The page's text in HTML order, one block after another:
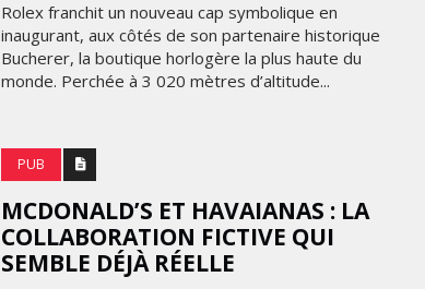
Rolex franchit un nouveau cap symbolique en
inaugurant, aux côtés de son partenaire historique
Bucherer, la boutique horlogère la plus haute du
monde. Perchée à 3 020 mètres d’altitude...
PUB
MCDONALD’S ET HAVAIANAS : LA
COLLABORATION FICTIVE QUI
SEMBLE DÉJÀ RÉELLE